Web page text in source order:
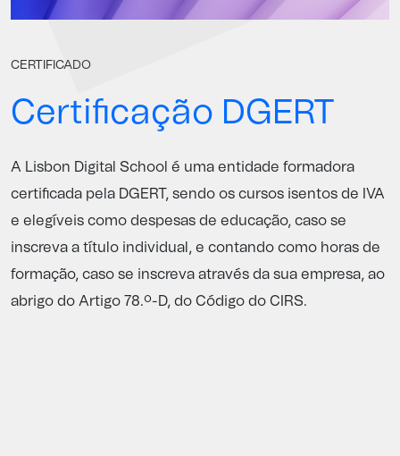
CERTIFICADO
Certificação DGERT
A Lisbon Digital School é uma entidade formadora
certificada pela DGERT, sendo os cursos isentos de IVA
e elegíveis como despesas de educação, caso se
inscreva a título individual, e contando como horas de
formação, caso se inscreva através da sua empresa, ao
abrigo do Artigo 78.º-D, do Código do CIRS.